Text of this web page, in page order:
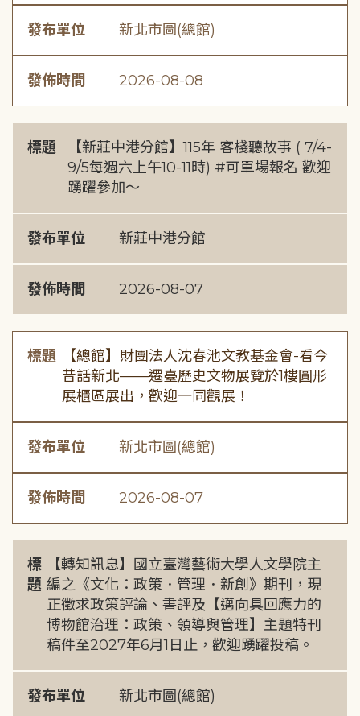
發布單位 新北市圖(總館)
發佈時間 2026-08-08
標題
【新莊中港分館】115年 客棧聽故事 ( 7/4-
9/5每週六上午10-11時) #可單場報名 歡迎
踴躍參加～
發布單位 新莊中港分館
發佈時間 2026-08-07
標題
【總館】財團法人沈春池文教基金會-看今
昔話新北——遷臺歷史文物展覽於1樓圓形
展櫃區展出，歡迎一同觀展！
發布單位 新北市圖(總館)
發佈時間 2026-08-07
標
題
【轉知訊息】國立臺灣藝術大學人文學院主
編之《文化：政策．管理．新創》期刊，現
正徵求政策評論、書評及【邁向具回應力的
博物館治理：政策、領導與管理】主題特刊
稿件至2027年6月1日止，歡迎踴躍投稿。
發布單位 新北市圖(總館)